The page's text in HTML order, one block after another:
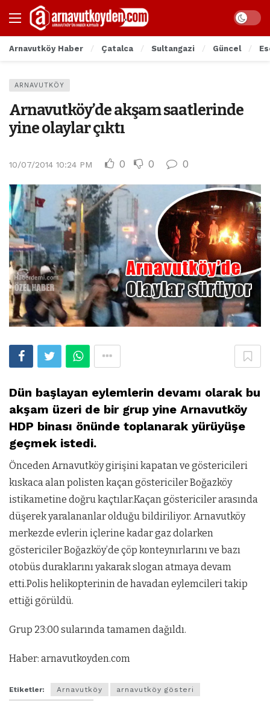
Arnavutköy Haber Çatalca Sultangazi Güncel
ARNAVUTKÖY
Arnavutköy’de akşam saatlerinde
yine olaylar çıktı
10/07/2014 10:24 PM 0 0 0
Dün başlayan eylemlerin devamı olarak bu
akşam üzeri de bir grup yine Arnavutköy
HDP binası önünde toplanarak yürüyüşe
geçmek istedi.
Önceden Arnavutköy girişini kapatan ve göstericileri
kıskaca alan polisten kaçan göstericiler Boğazköy
istikametine doğru kaçtılar.Kaçan göstericiler arasında
düşerek yaralananlar olduğu bildiriliyor. Arnavutköy
merkezde evlerin içlerine kadar gaz dolarken
göstericiler Boğazköy’de çöp konteynırlarını ve bazı
otobüs duraklarını yakarak slogan atmaya devam
etti.Polis helikopterinin de havadan eylemcileri takip
ettiği görüldü.
Grup 23:00 sularında tamamen dağıldı.
Haber: arnavutkoyden.com
Etiketler: Arnavutköy
arnavutköy gösteri